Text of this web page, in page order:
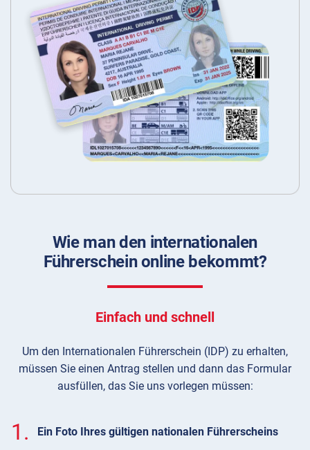
Wie man den internationalen
Führerschein online bekommt?
Einfach und schnell
Um den Internationalen Führerschein (IDP) zu erhalten,
müssen Sie einen Antrag stellen und dann das Formular
ausfüllen, das Sie uns vorlegen müssen:
1. Ein Foto Ihres gültigen nationalen Führerscheins